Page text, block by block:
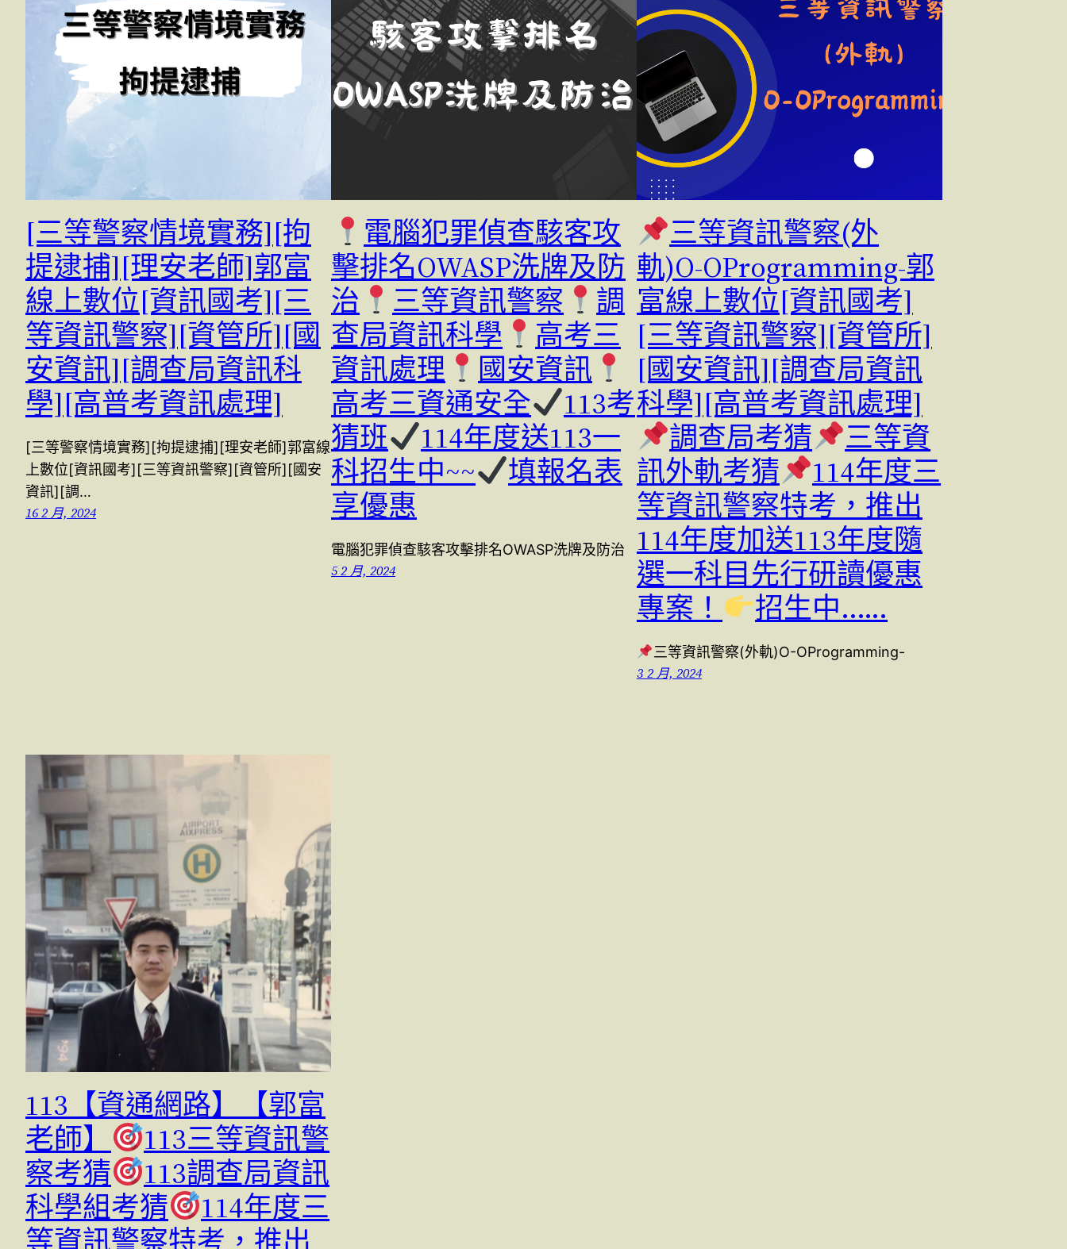
[三等警察情境實務][拘
提逮捕][理安老師]郭富
線上數位[資訊國考][三
等資訊警察][資管所][國
安資訊][調查局資訊科
學][高普考資訊處理]
[三等警察情境實務][拘提逮捕][理安老師]郭富線
上數位[資訊國考][三等資訊警察][資管所][國安
資訊][調…
16 2 月, 2024
電腦犯罪偵查駭客攻
擊排名OWASP洗牌及防
治
三等資訊警察
調
查局資訊科學
高考三
資訊處理
國安資訊
高考三資通安全
113考
猜班
114年度送113一
科招生中~~
填報名表
享優惠
電腦犯罪偵查駭客攻擊排名OWASP洗牌及防治
5 2 月, 2024
三等資訊警察(外
軌)O-OProgramming-郭
富線上數位[資訊國考]
[三等資訊警察][資管所]
[國安資訊][調查局資訊
科學][高普考資訊處理]
調查局考猜
三等資
訊外軌考猜
114年度三
等資訊警察特考，推出
114年度加送113年度隨
選一科目先行研讀優惠
專案！
招生中..….
三等資訊警察(外軌)O-OProgramming-
3 2 月, 2024
113【資通網路】【郭富
老師】
113三等資訊警
察考猜
113調查局資訊
科學組考猜
114年度三